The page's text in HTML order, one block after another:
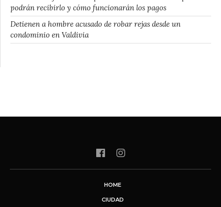
podrán recibirlo y cómo funcionarán los pagos
Detienen a hombre acusado de robar rejas desde un
condominio en Valdivia
HOME
CIUDAD